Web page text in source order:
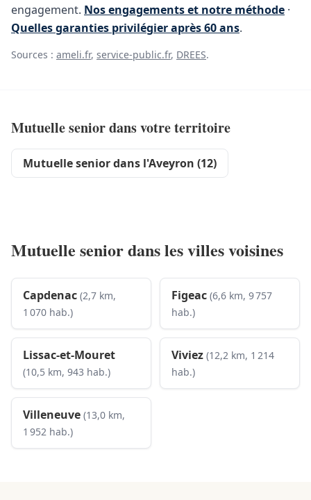
engagement. Nos engagements et notre méthode ·
Quelles garanties privilégier après 60 ans.
Sources : ameli.fr, service-public.fr, DREES.
Mutuelle senior dans votre territoire
Mutuelle senior dans l'Aveyron (12)
Mutuelle senior dans les villes voisines
Capdenac (2,7 km,
1 070 hab.)
Figeac (6,6 km, 9 757
hab.)
Lissac-et-Mouret
(10,5 km, 943 hab.)
Viviez (12,2 km, 1 214
hab.)
Villeneuve (13,0 km,
1 952 hab.)